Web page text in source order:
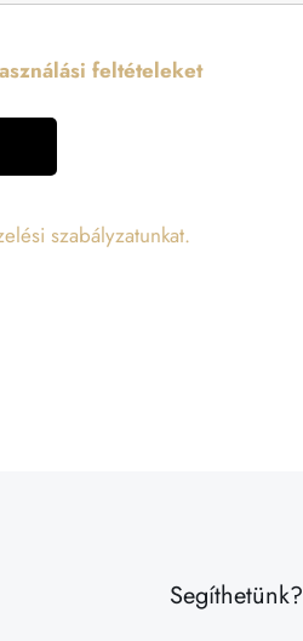
feltételeket
szabályzatunkat.
Segíthetünk?